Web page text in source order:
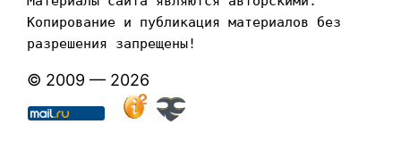
Копирование и публикация материалов без
разрешения запрещены!
© 2009 — 2026